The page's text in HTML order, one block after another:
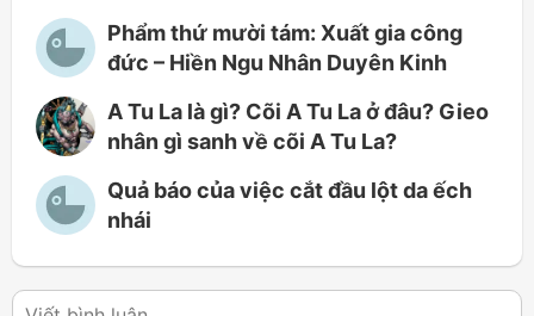
Phẩm thứ mười tám: Xuất gia công
đức – Hiền Ngu Nhân Duyên Kinh
A Tu La là gì? Cõi A Tu La ở đâu? Gieo
nhân gì sanh về cõi A Tu La?
Quả báo của việc cắt đầu lột da ếch
nhái